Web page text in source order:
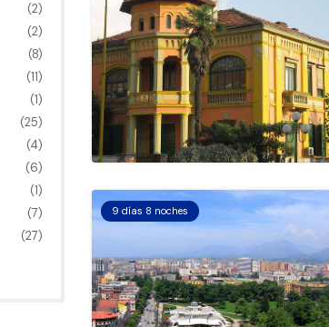
(2)
(2)
(8)
(11)
(1)
(25)
(4)
(6)
(1)
(7)
(27)
9 días 8 noches